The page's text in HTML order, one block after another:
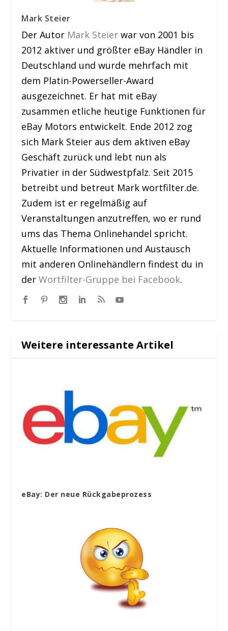
Mark Steier
Der Autor Mark Steier war von 2001 bis
2012 aktiver und größter eBay Händler in
Deutschland und wurde mehrfach mit
dem Platin-Powerseller-Award
ausgezeichnet. Er hat mit eBay
zusammen etliche heutige Funktionen für
eBay Motors entwickelt. Ende 2012 zog
sich Mark Steier aus dem aktiven eBay
Geschäft zurück und lebt nun als
Privatier in der Südwestpfalz. Seit 2015
betreibt und betreut Mark wortfilter.de.
Zudem ist er regelmäßig auf
Veranstaltungen anzutreffen, wo er rund
ums das Thema Onlinehandel spricht.
Aktuelle Informationen und Austausch
mit anderen Onlinehändlern findest du in
derWortfilter-Gruppe bei Facebook.
Weitere interessante Artikel
eBay: Der neue Rückgabeprozess